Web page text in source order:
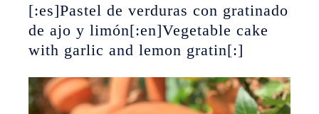
[:es]Pastel de verduras con gratinado
de ajo y limón[:en]Vegetable cake
with garlic and lemon gratin[:]